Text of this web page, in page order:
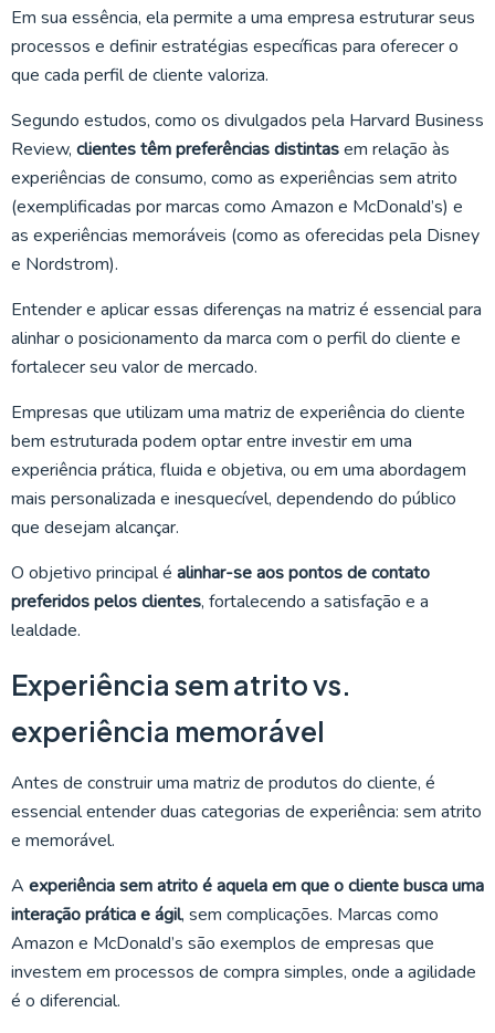
Em sua essência, ela permite a uma empresa estruturar seus
processos e definir estratégias específicas para oferecer o
que cada perfil de cliente valoriza.
Segundo estudos, como os divulgados pela Harvard Business
Review, clientes têm preferências distintasem relação às
experiências de consumo, como as experiências sem atrito
(exemplificadas por marcas como Amazon e McDonald’s) e
as experiências memoráveis (como as oferecidas pela Disney
e Nordstrom).
Entender e aplicar essas diferenças na matriz é essencial para
alinhar o posicionamento da marca com o perfil do cliente e
fortalecer seu valor de mercado.
Empresas que utilizam uma matriz de experiência do cliente
bem estruturada podem optar entre investir em uma
experiência prática, fluida e objetiva, ou em uma abordagem
mais personalizada e inesquecível, dependendo do público
que desejam alcançar.
O objetivo principal é alinhar-se aos pontos de contato
preferidos pelos clientes, fortalecendo a satisfação e a
lealdade.
Experiência sem atrito vs.
experiência memorável
Antes de construir uma matriz de produtos do cliente, é
essencial entender duas categorias de experiência: sem atrito
e memorável.
A experiência sem atrito é aquela em que o cliente busca uma
interação prática e ágil, sem complicações. Marcas como
Amazon e McDonald’s são exemplos de empresas que
investem em processos de compra simples, onde a agilidade
é o diferencial.